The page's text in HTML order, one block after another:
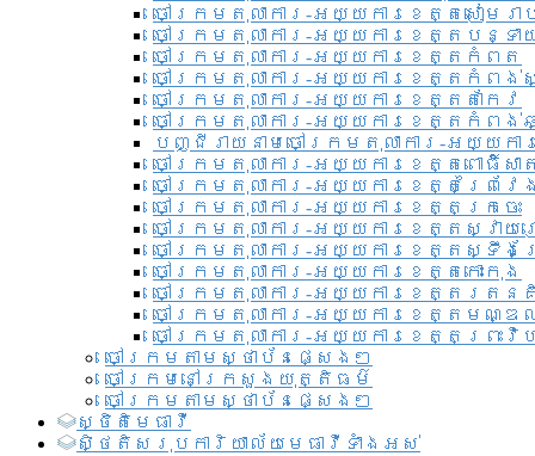
ចៅក្រមតុលាការ-អយ្យការខេត្តសៀមរា
ចៅក្រមតុលាការ-អយ្យការខេត្តបន្ទា
ចៅក្រមតុលាការ-អយ្យការខេត្តកំពត
ចៅក្រមតុលាការ-អយ្យការខេត្តកំពង់
ចៅក្រមតុលាការ-អយ្យការខេត្តតាកែវ
ចៅក្រមតុលាការ-អយ្យការខេត្តកំពង់
បញ្ជីរាយនាមចៅក្រមតុលាការ-អយ្យក
ចៅក្រមតុលាការ-អយ្យការខេត្តពោធិ៍សា
ចៅក្រមតុលាការ-អយ្យការខេត្តព្រៃវែ
ចៅក្រមតុលាការ-អយ្យការខេត្តក្រចេះ
ចៅក្រមតុលាការ-អយ្យការខេត្តស្វាយ
ចៅក្រមតុលាការ-អយ្យការខេត្តស្ទឹង
ចៅក្រមតុលាការ-អយ្យការខេត្តកោះកុង
ចៅក្រមតុលាការ-អយ្យការខេត្តរតន
ចៅក្រមតុលាការ-អយ្យការខេត្តមណ្
ចៅក្រមតុលាការ-អយ្យការខេត្តព្រះវិហ
ចៅក្រមតាមស្ថាប័នផ្សេងៗ
ចៅក្រមនៅក្រសួងយុត្តិធម៌
ចៅក្រមតាមស្ថាប័នផ្សេងៗ
ស្ថិតិមេធាវី
សិ្ថតិសរុបការិយាល័យមេធាវីទាំងអស់​